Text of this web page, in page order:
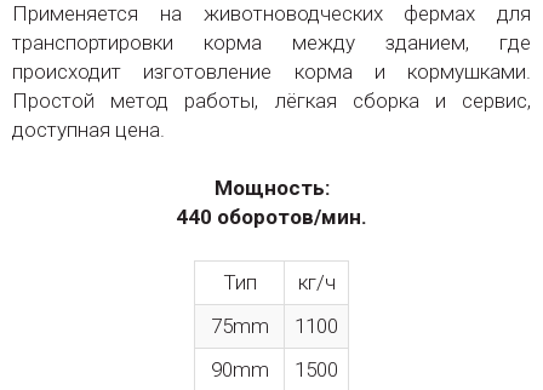
Применяется на животноводческих фермах для
транспортировки корма между зданием, где
происходит изготовление корма и кормушками.
Простой метод работы, лёгкая сборка и сервис,
доступная цена.
Мощность:
440 оборотов/мин.
Тип
кг/ч
75mm
1100
90mm
1500